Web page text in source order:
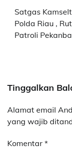
Satgas
Polda Riau ,
Patroli
Tinggalkan
Alamat email
yang wajib
Komentar *